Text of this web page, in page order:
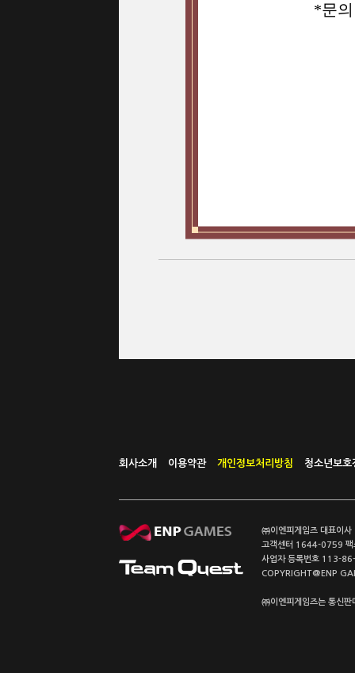
*문
회사소개 이용약관 개인정보처리방침 청소년보호
㈜이엔피게임즈 대표이
고객센터 1644-0759
사업자 등록번호 113-
COPYRIGHT@ENP
㈜이엔피게임즈는 통신판